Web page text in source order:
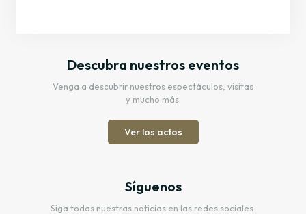
Descubra nuestros eventos
Venga a descubrir nuestros espectáculos, visitas
y mucho más.
Ver los actos
Síguenos
Siga todas nuestras noticias en las redes sociales.